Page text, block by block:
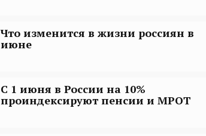
Что изменится в жизни россиян в
июне
С 1 июня в России на 10%
проиндексируют пенсии и МРОТ